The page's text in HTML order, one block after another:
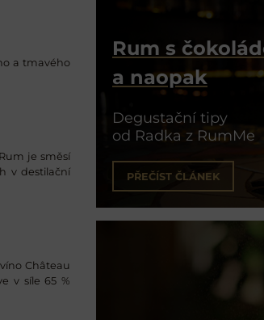
a tmavého
je směsí
v destilační
Château
v síle 65 %
Rum s
a naopak
Degustační tipy
od Radka z RumMe
PŘEČÍST ČLÁNEK